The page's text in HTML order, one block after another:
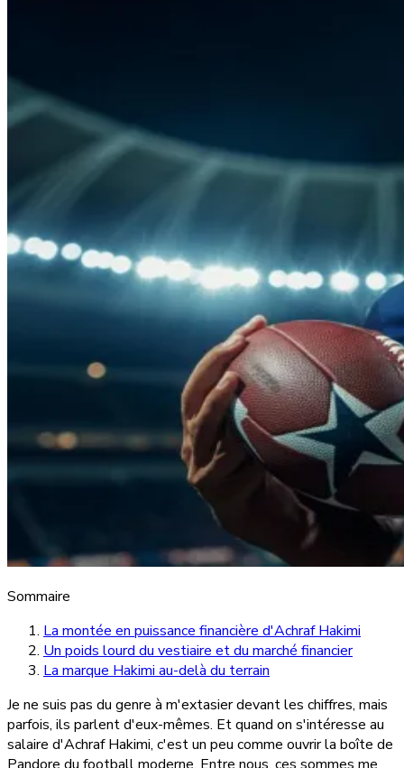
Sommaire
La montée en puissance financière d'Achraf Hakimi
Un poids lourd du vestiaire et du marché financier
La marque Hakimi au-delà du terrain
Je ne suis pas du genre à m'extasier devant les chiffres, mais
parfois, ils parlent d'eux-mêmes. Et quand on s'intéresse au
salaire d'Achraf Hakimi, c'est un peu comme ouvrir la boîte de